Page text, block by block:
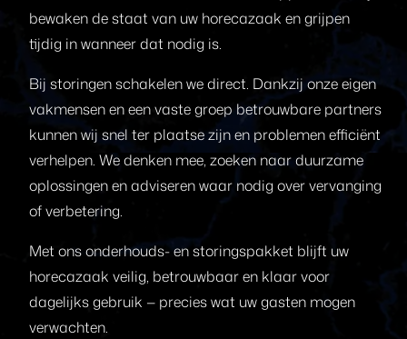
bewaken de staat van uw horecazaak en grijpen
tijdig in wanneer dat nodig is.
Bij storingen schakelen we direct. Dankzij onze eigen
vakmensen en een vaste groep betrouwbare partners
kunnen wij snel ter plaatse zijn en problemen efficiënt
verhelpen. We denken mee, zoeken naar duurzame
oplossingen en adviseren waar nodig over vervanging
of verbetering.
Met ons onderhouds- en storingspakket blijft uw
horecazaak veilig, betrouwbaar en klaar voor
dagelijks gebruik — precies wat uw gasten mogen
verwachten.